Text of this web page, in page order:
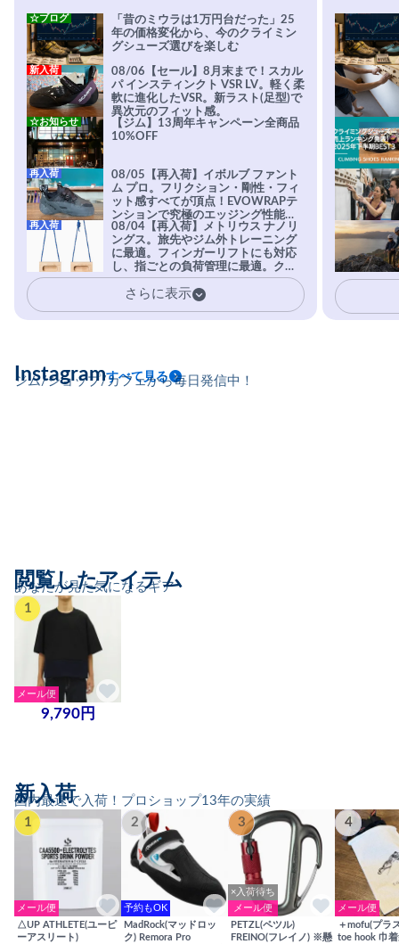
「昔のミウラは1万円台だった」25
年の価格変化から、今のクライミン
グシューズ選びを楽しむ
☆ブログ
08/06【セール】8月末まで！スカル
パ インスティンクト VSR LV。軽く柔
軟に進化したVSR。新ラスト(足型)で
異次元のフィット感。
新入荷
【ジム】13周年キャンペーン全商品
10%OFF
☆お知らせ
08/05【再入荷】イボルブ ファント
ム プロ。フリクション・剛性・フィ
ット感すべてが頂点！EVOWRAPテ
ンションで究極のエッジング性能を
実現。進化系ラバーEvo-74はTRAX
を凌駕する粘着力で極小ホールドに
安心感。
再入荷
08/04【再入荷】メトリウス ナノリ
ングス。旅先やジム外トレーニング
に最適。フィンガーリフトにも対応
し、指ごとの負荷管理に最適。クラ
イマーの指を本気で鍛えるギア。
再入荷
さらに表示
ジム/ショップ/カフェから毎日発信中！
Instagramすべて見る
あなたが見た気になるギア
閲覧したアイテム
1
メール便
9,790円
国内最速で入荷！プロショップ13年の実績
新入荷
1
メール便
△UP ATHLETE(ユーピ
ーアスリート)
2
予約もOK
MadRock(マッドロッ
ク) Remora Pro
3
×入荷待ち
メール便
PETZL(ペツル)
FREINO(フレイノ) ※懸
4
メール便
＋mofu(プラ
toe hook 巾